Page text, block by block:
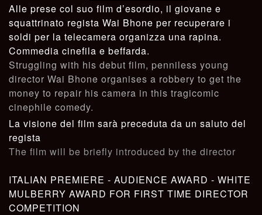
Alle prese col suo film d’esordio, il giovane e
squattrinato regista Wai Bhone per recuperare i
soldi per la telecamera organizza una rapina.
Commedia cinefila e beffarda.
Struggling with his debut film, penniless young
director Wai Bhone organises a robbery to get the
money to repair his camera in this tragicomic
cinephile comedy.
La visione del film sarà preceduta da un saluto del
regista
The film will be briefly introduced by the director
ITALIAN PREMIERE - AUDIENCE AWARD - WHITE
MULBERRY AWARD FOR FIRST TIME DIRECTOR
COMPETITION